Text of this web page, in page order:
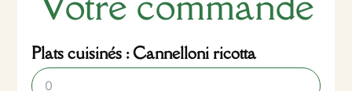
Plats cuisinés : Cannelloni ricotta